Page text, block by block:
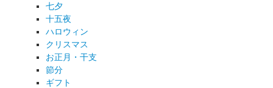
七夕
十五夜
ハロウィン
クリスマス
お正月・干支
節分
ギフト